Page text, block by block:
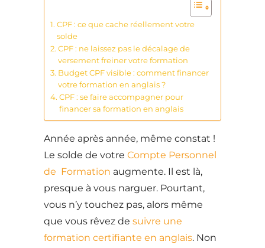
CPF : ce que cache réellement votre
solde
CPF : ne laissez pas le décalage de
versement freiner votre formation
Budget CPF visible : comment financer
votre formation en anglais ?
CPF : se faire accompagner pour
financer sa formation en anglais
Année après année, même constat !
Le solde de votre Compte Personnel
de Formation augmente. Il est là,
presque à vous narguer. Pourtant,
vous n’y touchez pas, alors même
que vous rêvez de suivre une
formation certifiante en anglais. Non